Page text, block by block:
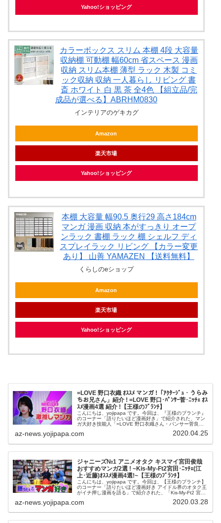
Yahoo!ショッピング
カラーボックス スリム 本棚 4段 大容量
収納棚 可動棚 幅60cm 省スペース 漫画
収納 スリム本棚 薄型 ラック 木製 コミ
ック収納 収納 一人暮らし リビング 書
斎 ホワイト 白 黒 茶 全4色 【組立品/完
成品が選べる】ABRHM0830
インテリアのゲキカグ
Amazon
楽天市場
Yahoo!ショッピング
本棚 大容量 幅90.5 奥行29 高さ184cm
マンガ 漫画 収納 本がすっきり オープ
ンラック 書棚 ラック 棚 シェルフ ディ
スプレイラック リビング 【カラー変更
あり】 山善 YAMAZEN 【送料無料】
くらしのeショップ
Amazon
楽天市場
Yahoo!ショッピング
=LOVE 野口衣織 ｵｽｽﾒ マンガ !「ｱｸﾀｰｼﾞｭ ･ うらみ
ちお兄さん」紹介 ! =LOVE 野口･ﾊﾟﾝｻｰ菅･ﾆｯﾁｪ ｵｽ
ｽﾒ漫画4選 紹介 !【王様のﾌﾞﾗﾝﾁ】
こんにちは、yojipapa です。今回は、『王様のブランチ』
のコーナー「語りたいほど漫画好き」で紹介された、マン
ガ大好き技能人「=LOVE 野口衣織さん・パンサー菅良太
オススメマンガ」...
az-news.yojipapa.com 2020.04.25
ジャニーズ№1 アニメオタク キスマイ宮田俊哉
おすすめマンガ2選 ! ~Kis-My-Ft2宮田･ﾆｯﾁｪ(江
上･近藤)ｵｽｽﾒ漫画4選!~【王様のﾌﾞﾗﾝﾁ】
こんにちは、yojipapa です。今回は、【王様のブランチ】
のコーナー「語りたいほど漫画好き アイドル界のオタク王
がイチ押し漫画を語る」で紹介された、「Kis-My-Ft2 宮田
ん オス...
az-news.yojipapa.com 2020.03.28